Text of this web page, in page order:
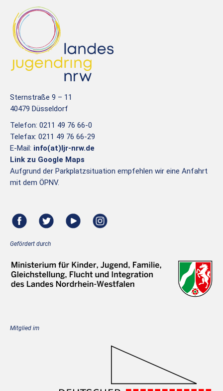
Sternstraße 9 – 11
40479 Düsseldorf
Telefon: 0211 49 76 66-0
Telefax: 0211 49 76 66-29
E-Mail: info(at)ljr-nrw.de
Link zu Google Maps
Aufgrund der Parkplatzsituation empfehlen wir eine Anfahrt
mit dem ÖPNV.
Gefördert durch
Mitglied im